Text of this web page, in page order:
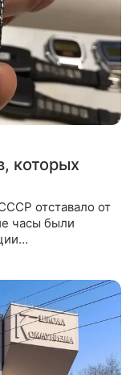
которых
отставало от
часы были